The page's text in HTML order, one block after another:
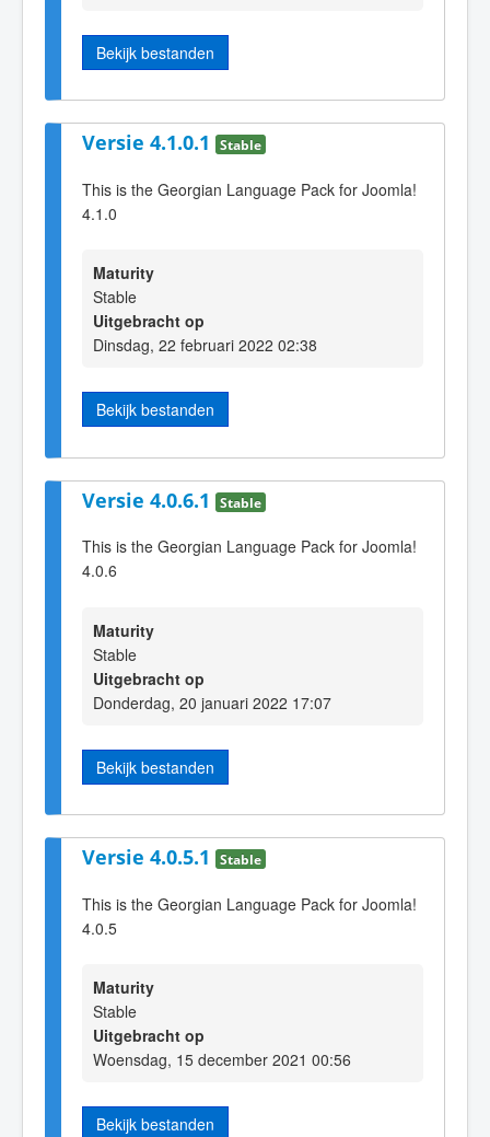
Bekijk bestanden
Versie 4.1.0.1 Stable
This is the Georgian Language Pack for Joomla!
4.1.0
Maturity
Stable
Uitgebracht op
Dinsdag, 22 februari 2022 02:38
Bekijk bestanden
Versie 4.0.6.1 Stable
This is the Georgian Language Pack for Joomla!
4.0.6
Maturity
Stable
Uitgebracht op
Donderdag, 20 januari 2022 17:07
Bekijk bestanden
Versie 4.0.5.1 Stable
This is the Georgian Language Pack for Joomla!
4.0.5
Maturity
Stable
Uitgebracht op
Woensdag, 15 december 2021 00:56
Bekijk bestanden